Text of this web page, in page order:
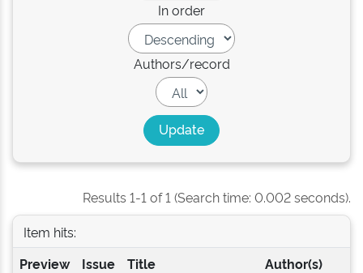
In order
Authors/record
Results 1-1 of 1 (Search time: 0.002 seconds).
Item hits:
Preview
Issue
Title Author(s)